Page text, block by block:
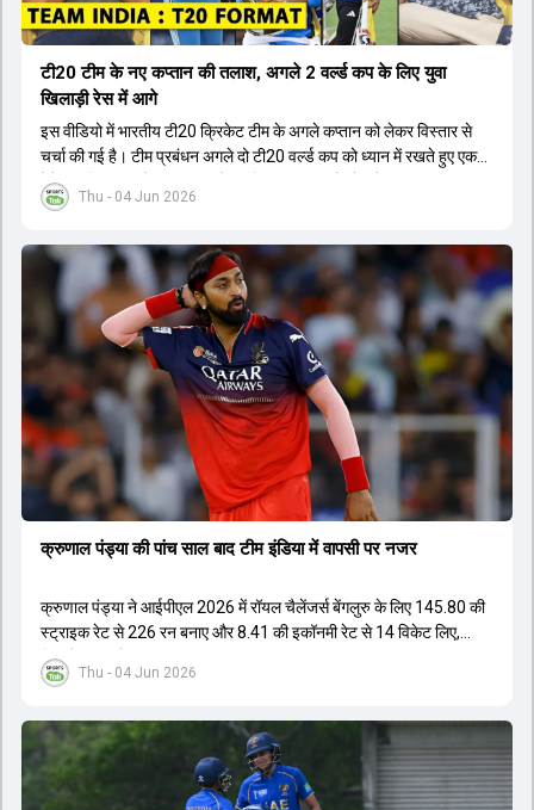
Thu - 04 Jun 2026
टी20 टीम के नए कप्तान की तलाश, अगले 2 वर्ल्ड कप के लिए युवा
खिलाड़ी रेस में आगे
इस वीडियो में भारतीय टी20 क्रिकेट टीम के अगले कप्तान को लेकर विस्तार से
चर्चा की गई है। टीम प्रबंधन अगले दो टी20 वर्ल्ड कप को ध्यान में रखते हुए एक
ऐसे युवा खिलाड़ी को कप्तान बनाने पर विचार कर रहा है जो लंबे समय तक टीम का
नेतृत्व कर सके। चर्चा में बताया गया है कि टी20 टीम को टेस्ट और वनडे टीम से
घरेलू क्रिकेट में कप्तानी का अनुभव है, जबकि कुछ ऐसे भी हैं जिनके पास अनुभव
नहीं है लेकिन उम्र उनके पक्ष में है। दूसरी ओर, कई दिग्गज और अनुभवी खिलाड़ी
इस कप्तानी की दौड़ से बाहर बताए जा रहे हैं। विकेटकीपर की भूमिका को लेकर भी
स्पष्टता दी गई है कि टी20 में ओपनिंग करने वाले विकेटकीपर को ही प्राथमिकता दी
जाएगी। टीम का मुख्य लक्ष्य एक ऐसा कप्तान चुनना है जो अगले चार से आठ साल
तक टीम की कमान संभाल सके।
Thu - 04 Jun 2026
क्रुणाल पंड्या की पांच साल बाद टीम इंडिया में वापसी पर नजर
क्रुणाल पंड्या ने आईपीएल 2026 में रॉयल चैलेंजर्स बेंगलुरु के लिए 145.80 की
स्ट्राइक रेट से 226 रन बनाए और 8.41 की इकॉनमी रेट से 14 विकेट लिए,
जिससे RCB ने अपना लगातार दूसरा IPL टाइटल जीता.